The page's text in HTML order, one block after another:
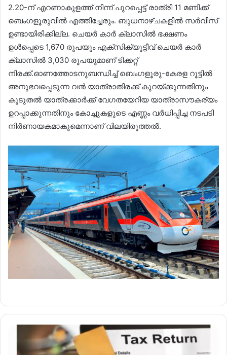
2.20-ന് എറണാകുളത്ത് നിന്ന് പുറപ്പെട്ട് രാത്രി 11 മണിക്ക്
ബെംഗളൂരുവില്‍ എത്തിച്ചേരും. ബുധനാഴ്ചകളില്‍ സര്‍വീസ്
ഉണ്ടായിരിക്കില്ല. ചെയര്‍ കാര്‍ ക്ലാസില്‍ ഭക്ഷണം
ഉള്‍പ്പെടെ 1,670 രൂപയും എക്‌സിക്യൂട്ടീവ് ചെയര്‍ കാര്‍
ക്ലാസില്‍ 3,030 രൂപയുമാണ് ടിക്കറ്റ്
നിരക്ക്.ഓണത്തോടനുബന്ധിച്ച് ബെംഗളൂരു-കേരള റൂട്ടില്‍
അനുഭവപ്പെടുന്ന വന്‍ യാത്രാതിരക്ക് കുറയ്‌ക്കുന്നതിനും
കൂടുതല്‍ യാത്രക്കാര്‍ക്ക് വേഗതയേറിയ യാത്രാസൗകര്യം
ഉറപ്പാക്കുന്നതിനും കോച്ചുകളുടെ എണ്ണം വര്‍ധിപ്പിച്ച നടപടി
നിര്‍ണായകമാകുമെന്നാണ് വിലയിരുത്തല്‍.